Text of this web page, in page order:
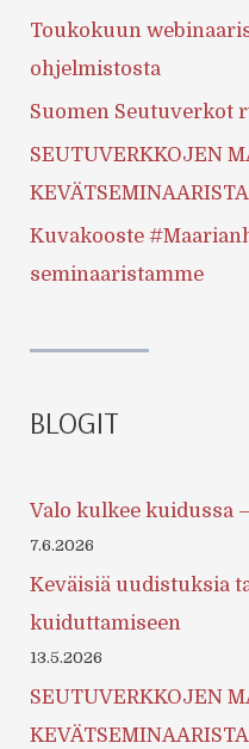
Toukokuun
ohjelmistosta
Suomen Seutuverkot
SEUTUVERKKOJEN
Kuvakooste
seminaaristamme
BLOGIT
Valo kulkee kuidussa
7.6.2026
Keväisiä uudistuksia
kuiduttamiseen
13.5.2026
SEUTUVERKKOJEN